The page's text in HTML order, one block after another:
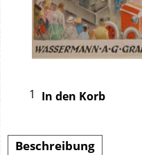
In den Korb
Beschreibung